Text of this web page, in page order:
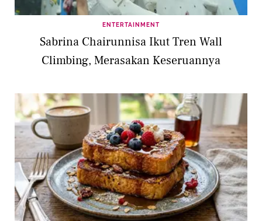
ENTERTAINMENT
Sabrina Chairunnisa Ikut Tren Wall
Climbing, Merasakan Keseruannya